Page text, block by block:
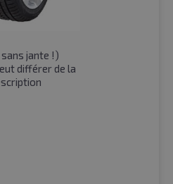
jante !)
différer de la